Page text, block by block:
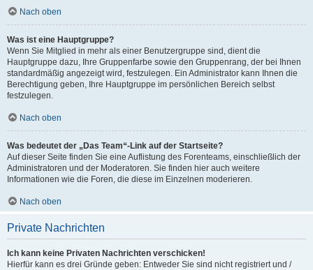
Nach oben
Was ist eine Hauptgruppe?
Wenn Sie Mitglied in mehr als einer Benutzergruppe sind, dient die
Hauptgruppe dazu, Ihre Gruppenfarbe sowie den Gruppenrang, der bei Ihnen
standardmäßig angezeigt wird, festzulegen. Ein Administrator kann Ihnen die
Berechtigung geben, Ihre Hauptgruppe im persönlichen Bereich selbst
festzulegen.
Nach oben
Was bedeutet der „Das Team“-Link auf der Startseite?
Auf dieser Seite finden Sie eine Auflistung des Forenteams, einschließlich der
Administratoren und der Moderatoren. Sie finden hier auch weitere
Informationen wie die Foren, die diese im Einzelnen moderieren.
Nach oben
Private Nachrichten
Ich kann keine Privaten Nachrichten verschicken!
Hierfür kann es drei Gründe geben: Entweder Sie sind nicht registriert und /